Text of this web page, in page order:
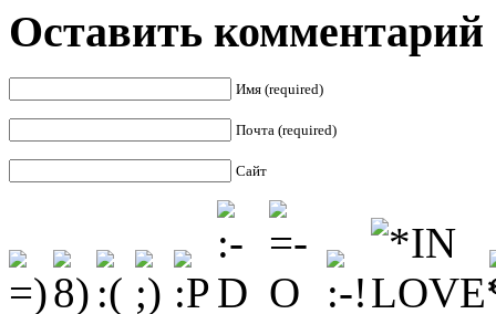
Оставить комментарий
Имя (required)
Почта (required)
Сайт